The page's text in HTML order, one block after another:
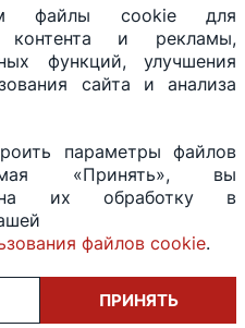
Настройка политики
cookie
Республика Беларусь,
регистрации:
реестре: №494648 от
рабочий день после 18:00, а
на следующий
файлы cookie для
контента и рекламы,
функций, улучшения
сайта и анализа
параметры файлов
«Принять», вы
на их обработку в
файлов cookie.
ПРИНЯТЬ